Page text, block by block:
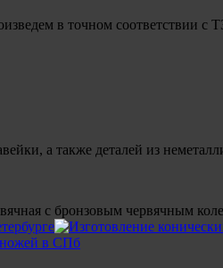
в точном соответствии с
а также деталей из